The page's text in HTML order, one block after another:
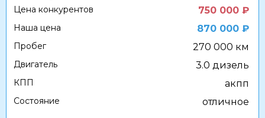
Цена конкурентов 750 000 ₽
Наша цена 870 000 ₽
Пробег 270 000 км
Двигатель 3.0 дизель
КПП акпп
Состояние отличное